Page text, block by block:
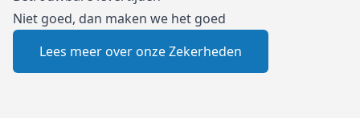
Niet goed, dan maken we het goed
Lees meer over onze Zekerheden